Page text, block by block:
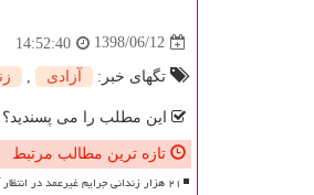
1398/06/12
14:52:40
تگهای خبر: آزادی
این مطلب را می پسندید؟
تازه ترین مطالب مرتبط
۲۱ هزار زندانی جرایم غیرعمد در انتظار آزادی هستند